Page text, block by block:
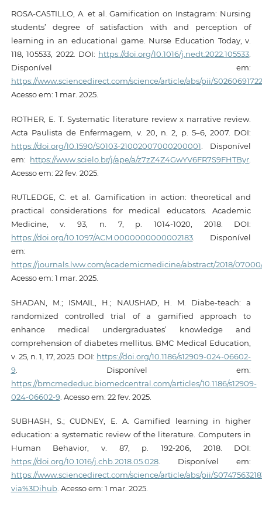
ROSA-CASTILLO, A. et al. Gamification on Instagram: Nursing
students’ degree of satisfaction with and perception of
learning in an educational game. Nurse Education Today, v.
118, 105533, 2022. DOI: https://doi.org/10.1016/j.nedt.2022.105533
Disponível em:
https://www.sciencedirect.com/science/article/abs/pii/
Acesso em: 1 mar. 2025.
ROTHER, E. T. Systematic literature review x narrative review.
Acta Paulista de Enfermagem, v. 20, n. 2, p. 5–6, 2007. DOI:
https://doi.org/10.1590/S0103-21002007000200001 . Disponível
em: https://www.scielo.br/j/ape/a/z7zZ4Z4GwYV6FR7S9FHTByr
Acesso em: 22 fev. 2025.
RUTLEDGE, C. et al. Gamification in action: theoretical and
practical considerations for medical educators. Academic
Medicine, v. 93, n. 7, p. 1014-1020, 2018. DOI:
https://doi.org/10.1097/ACM.0000000000002183. Disponível
em:
https://journals.lww.com/academicmedicine/abstract/2018/
Acesso em: 1 mar. 2025.
SHADAN, M.; ISMAIL, H.; NAUSHAD, H. M. Diabe-teach: a
randomized controlled trial of a gamified approach to
enhance medical undergraduates’ knowledge and
comprehension of diabetes mellitus. BMC Medical Education,
v. 25, n. 1, 17, 2025. DOI: https://doi.org/10.1186/s12909-024-06602-
9. Disponível em:
https://bmcmededuc.biomedcentral.com/articles/10.1186/s12909-
024-06602-9. Acesso em: 22 fev. 2025.
SUBHASH, S.; CUDNEY, E. A. Gamified learning in higher
education: a systematic review of the literature. Computers in
Human Behavior, v. 87, p. 192-206, 2018. DOI:
https://doi.org/10.1016/j.chb.2018.05.028. Disponível em:
https://www.sciencedirect.com/science/article/abs/pii/
via%3Dihub. Acesso em: 1 mar. 2025.